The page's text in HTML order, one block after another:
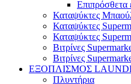
Επιπρόσθετα
Καταψύκτες
Καταψύκτες
Καταψύκτες
Βιτρίνες
Βιτρίνες
ΕΞΟΠΛΙΣΜΟΣ
Πλυντήρια